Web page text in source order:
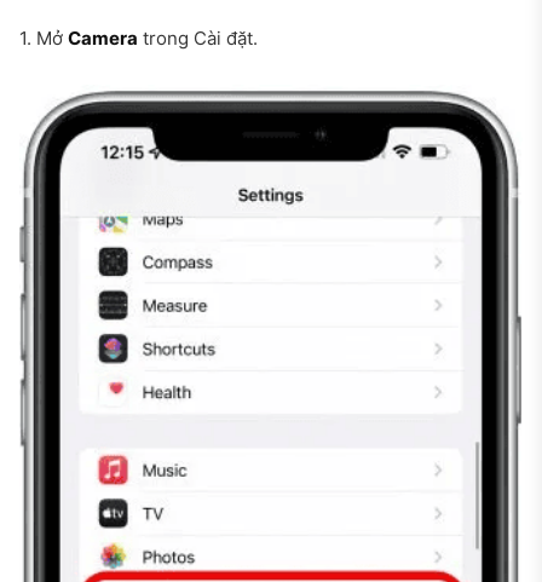
1. Mở Camera trong Cài đặt.